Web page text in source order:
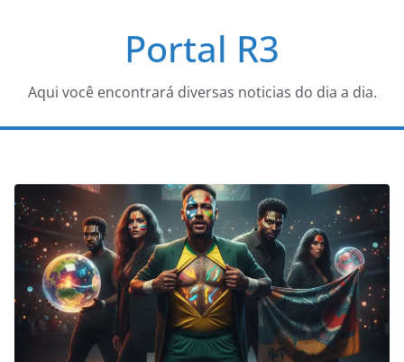
conteúdo
Portal R3
Aqui você encontrará diversas noticias do dia a dia.